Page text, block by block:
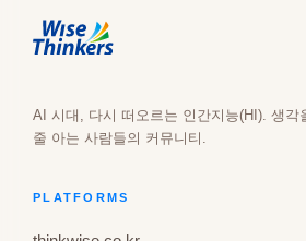
AI 시대, 다시 떠오르는 인간지능(HI). 생각
줄 아는 사람들의 커뮤니티.
PLATFORMS